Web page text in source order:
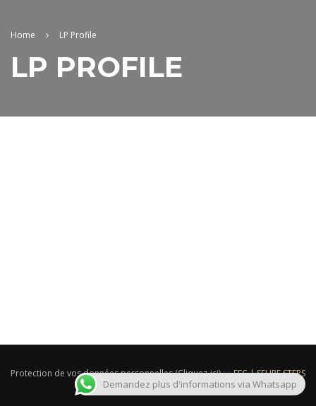
Home LP Profile
LP PROFILE
Protection de vos données personnelles (Cliquez-ici)toFFC | SEURE STEPS
Demandez plus d'informations via Whatsapp